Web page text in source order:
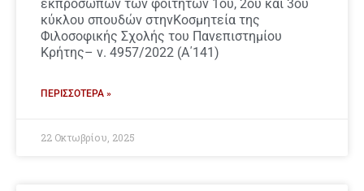
εκπροσώπων των φοιτητών 1ου, 2ου και 3ου
κύκλου σπουδών στηνΚοσμητεία της
Φιλοσοφικής Σχολής του Πανεπιστημίου
Κρήτης– ν. 4957/2022 (Α΄141)
ΠΕΡΙΣΣΌΤΕΡΑ »
22 Οκτωβρίου, 2025